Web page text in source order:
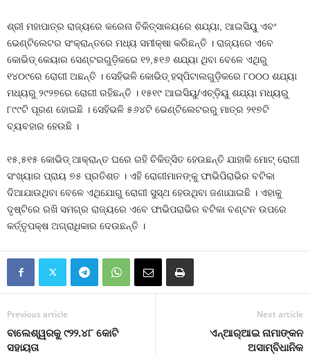
ଶ୍ରୀ ମହାପାତ୍ର ରାଜ୍ୟରେ କରେନା ଚିକିତ୍ସାଳୟରେ ଶଯ୍ୟା, ଆଇସିୟୁ ଏବଂ
ଭେଣ୍ଟିଲେଟର ସଂକ୍ରାନ୍ତରେ ମଧ୍ୟ ସମୀକ୍ଷା କରିଛନ୍ତି । ରାଜ୍ୟରେ ଏବେ
କୋଭିଡ୍‍ କେୟାର ସେଣ୍ଟରଗୁଡ଼ିକରେ ୧୨,୫୧୬ ଶଯ୍ୟା ଥିବା ବେଳେ ଏଥିରୁ
୧୪୦୯ରେ ରୋଗୀ ଅଛନ୍ତି । ସେହିଭଳି କୋଭିଡ୍‍ ହସ୍ପିଟାଲଗୁଡ଼ିକରେ ୮୦୦୦ ଶଯ୍ୟା
ମଧ୍ୟରୁ ୨୯୨୭ରେ ରୋଗୀ ରହିଛନ୍ତି । ୧୫୧୯ ଆଇସିୟୁ/ଏଚ୍‍ଡ଼ିୟୁ ଶଯ୍ୟା ମଧ୍ୟରୁ
୮୯୯ଟି ପୂରଣ ହୋଇଛି । ସେହିଭଳି ୫୬୪ଟି ଭେଣ୍ଟିଲେଟରରୁ ମାତ୍ର ୨୧୭ଟି
ବ୍ୟବହାର ହେଉଛି ।
୧୫,୫୧୫ କୋଭିଡ୍‍ ଆକ୍ରାନ୍ତ ଘରେ ରହି ଚିକିତ୍ସିତ ହେଉଛନ୍ତି ଯାହାକି ମୋଟ୍‍ ରୋଗୀ
ସଂଖ୍ୟାର ପ୍ରାୟ ୭୫ ପ୍ରତିଶତ । ଏହି ରୋଗୀମାନଙ୍କୁ ଫାଭିପିରାଭିର ବଟିକା
ଦିଆଯାଉଥିବା ବେଳେ ଏଥିଯୋଗୁ ରୋଗୀ ସୁସ୍ଥ ହେଉଥିବା ଜଣାଯାଇଛି । ଏହାକୁ
ଦୃଷ୍ଟିରେ ରଖି ସମଗ୍ର ରାଜ୍ୟରେ ଏବେ ଫାଭିପରାଭିର ବଟିକା ବଣ୍ଟନ ଉପରେ
କର୍ତ୍ତୃପକ୍ଷ ଅଗ୍ରାଧିକାର ଦେଉଛନ୍ତି ।
Previous article
ବାଲେଶ୍ୱରକୁ ୯୨୨.୪୮ କୋଟି
ସହାୟତା
Next article
ଏନ୍‍ଆର୍‍ଆଇ ନାମାଙ୍କନ
ଅସାମ୍ବିଧାନିକ